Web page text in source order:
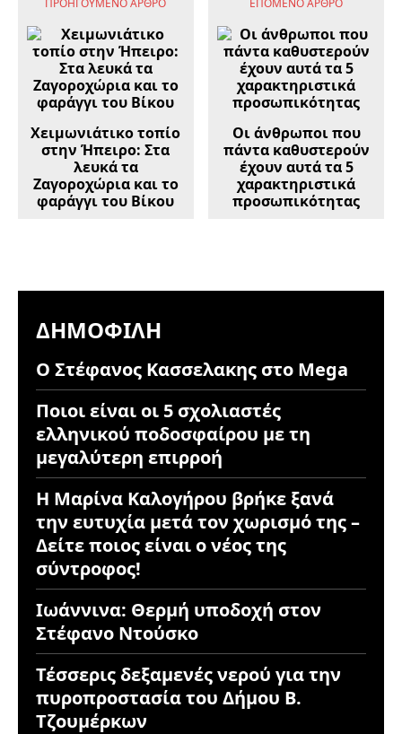
Χειμωνιάτικο τοπίο
στην Ήπειρο: Στα
λευκά τα
Ζαγοροχώρια και το
φαράγγι του Βίκου
Οι άνθρωποι που
πάντα καθυστερούν
έχουν αυτά τα 5
χαρακτηριστικά
προσωπικότητας
ΔΗΜΟΦΙΛΉ
Ο Στέφανος Κασσελακης στο Mega
Ποιοι είναι οι 5 σχολιαστές
ελληνικού ποδοσφαίρου με τη
μεγαλύτερη επιρροή
Η Μαρίνα Καλογήρου βρήκε ξανά
την ευτυχία μετά τον χωρισμό της –
Δείτε ποιος είναι ο νέος της
σύντροφος!
Ιωάννινα: Θερμή υποδοχή στον
Στέφανο Ντούσκο
Τέσσερις δεξαμενές νερού για την
πυροπροστασία του Δήμου Β.
Τζουμέρκων